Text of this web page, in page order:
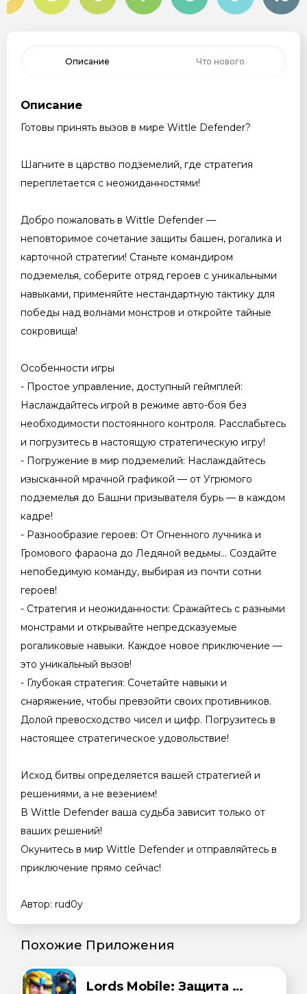
Описание Что нового
Описание
Готовы принять вызов в мире Wittle Defender?
Шагните в царство подземелий, где стратегия
переплетается с неожиданностями!
Добро пожаловать в Wittle Defender —
неповторимое сочетание защиты башен, рогалика и
карточной стратегии! Станьте командиром
подземелья, соберите отряд героев с уникальными
навыками, применяйте нестандартную тактику для
победы над волнами монстров и откройте тайные
сокровища!
Особенности игры
- Простое управление, доступный геймплей:
Наслаждайтесь игрой в режиме авто-боя без
необходимости постоянного контроля. Расслабьтесь
и погрузитесь в настоящую стратегическую игру!
- Погружение в мир подземелий: Наслаждайтесь
изысканной мрачной графикой — от Угрюмого
подземелья до Башни призывателя бурь — в каждом
кадре!
- Разнообразие героев: От Огненного лучника и
Громового фараона до Ледяной ведьмы... Создайте
непобедимую команду, выбирая из почти сотни
героев!
- Стратегия и неожиданности: Сражайтесь с разными
монстрами и открывайте непредсказуемые
рогаликовые навыки. Каждое новое приключение —
это уникальный вызов!
- Глубокая стратегия: Сочетайте навыки и
снаряжение, чтобы превзойти своих противников.
Долой превосходство чисел и цифр. Погрузитесь в
настоящее стратегическое удовольствие!
Исход битвы определяется вашей стратегией и
решениями, а не везением!
В Wittle Defender ваша судьба зависит только от
ваших решений!
Окунитесь в мир Wittle Defender и отправляйтесь в
приключение прямо сейчас!
Автор: rud0y
Похожие Приложения
Lords Mobile: Защита башен